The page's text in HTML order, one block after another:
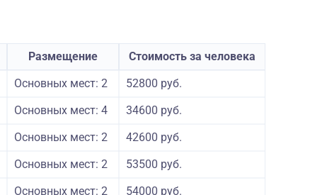
Размещение
Стоимость за человека
Основных мест: 2
52800 руб.
Основных мест: 4
34600 руб.
Основных мест: 2
42600 руб.
Основных мест: 2
53500 руб.
Основных мест: 2 54000 руб.